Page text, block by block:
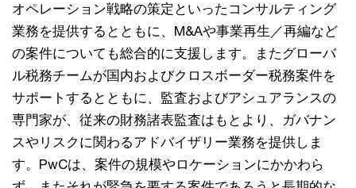
オペレーション戦略の策定といったコンサルティング
業務を提供するとともに、M&Aや事業再生／再編など
の案件についても総合的に支援します。またグローバ
ル税務チームが国内およびクロスボーダー税務案件を
サポートするとともに、監査およびアシュアランスの
専門家が、従来の財務諸表監査はもとより、ガバナン
スやリスクに関わるアドバイザリー業務を提供しま
す。PwCは、案件の規模やロケーションにかかわら